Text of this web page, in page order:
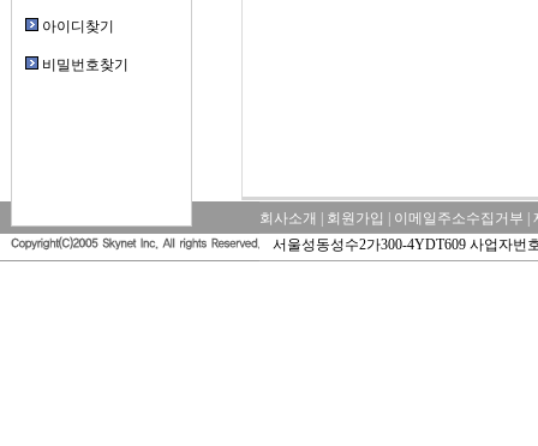
아이디찾기
비밀번호찾기
회사소개 회원가입 이메일주소수집거부
서울성동성수2가300-4YDT609 사업자번